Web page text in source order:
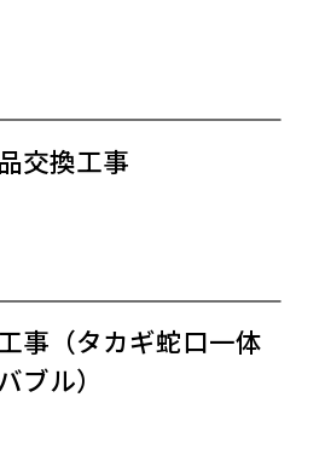
交換工事
事（タカギ蛇口一体
ブル）